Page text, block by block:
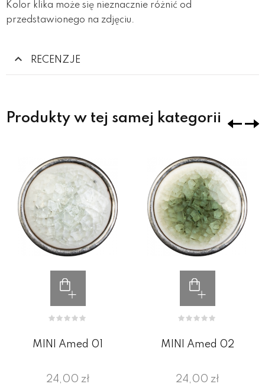
Kolor klika może się nieznacznie różnić od
przedstawionego na zdjęciu.
RECENZJE
Produkty w tej samej kategorii
MINI Amed 01
24,00 zł
MINI Amed 02
24,00 zł